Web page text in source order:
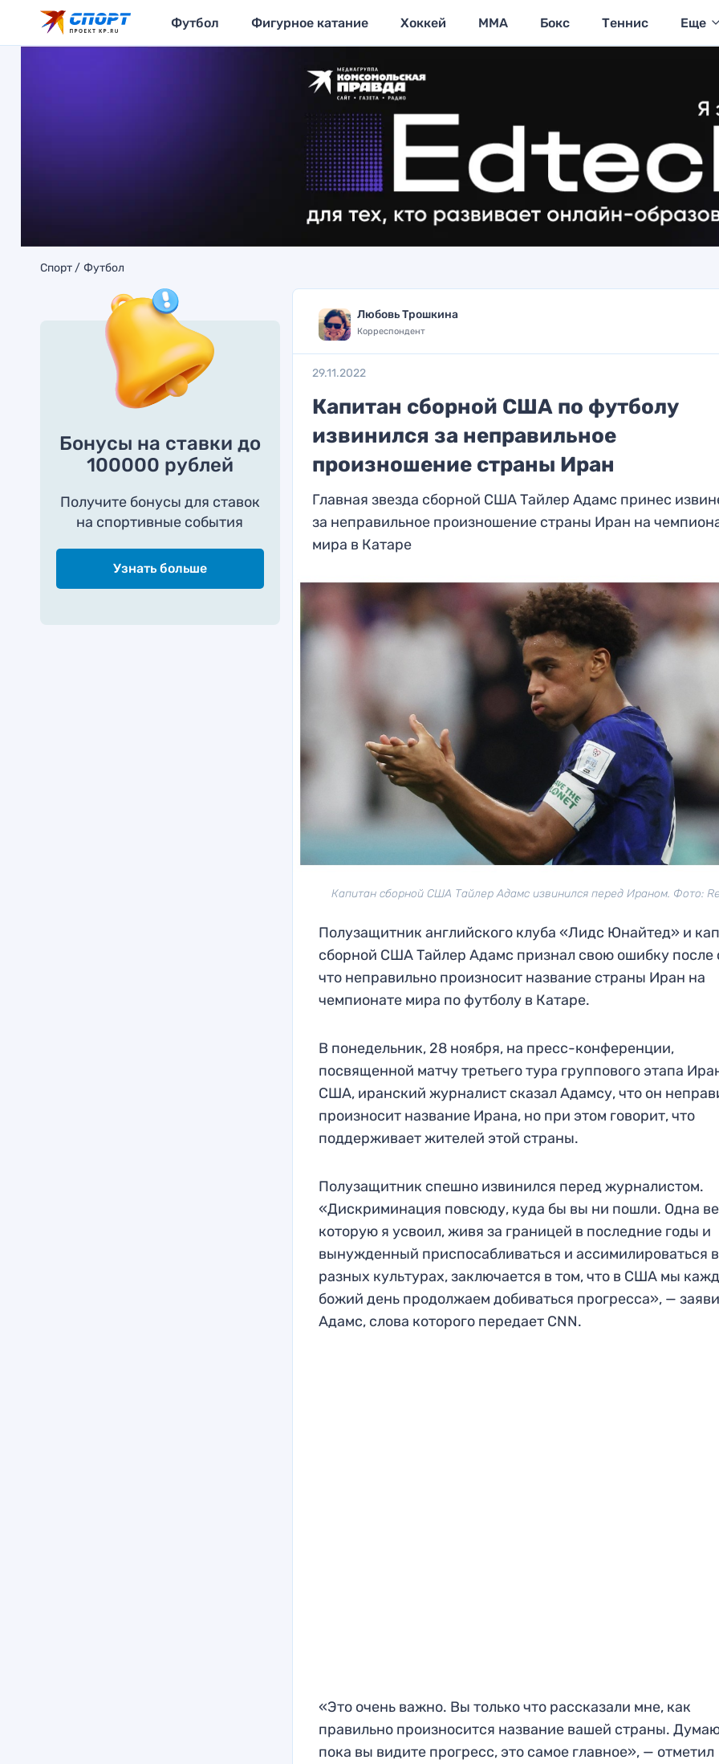
Футбол Фигурное катание Хоккей MMA Бокс Теннис Еще
Спорт Футбол
Бонусы на ставки до
100000 рублей
Получите бонусы для ставок
на спортивные события
Узнать больше
Любовь Трошкина
Корреспондент
29.11.2022
Капитан сборной США по футболу
извинился за неправильное
произношение страны Иран
Главная звезда сборной США Тайлер Адамс принес
за неправильное произношение страны Иран на
мира в Катаре
Капитан сборной США Тайлер Адамс извинился перед Ираном. Фото:
Полузащитник английского клуба «Лидс Юнайтед» и
сборной США Тайлер Адамс признал свою ошибку после
что неправильно произносит название страны Иран на
чемпионате мира по футболу в Катаре.
В понедельник, 28 ноября, на пресс-конференции,
посвященной матчу третьего тура группового этапа
США, иранский журналист сказал Адамсу, что он
произносит название Ирана, но при этом говорит, что
поддерживает жителей этой страны.
Полузащитник спешно извинился перед журналистом.
«Дискриминация повсюду, куда бы вы ни пошли. Одна
которую я усвоил, живя за границей в последние годы и
вынужденный приспосабливаться и ассимилироваться в
разных культурах, заключается в том, что в США мы
божий день продолжаем добиваться прогресса», —
Адамс, слова которого передает CNN.
«Это очень важно. Вы только что рассказали мне, как
правильно произносится название вашей страны.
пока вы видите прогресс, это самое главное», — отметил